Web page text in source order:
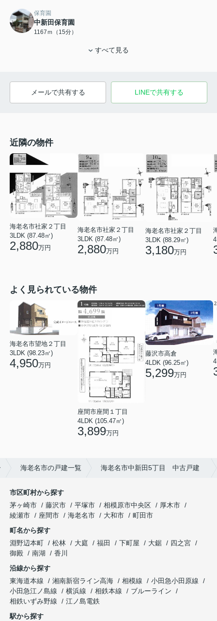
保育園
中新田保育園
1167ｍ（15分）
すべて見る
メールで共有する LINEで共有する
近隣の物件
海老名市社家２丁目
3LDK (87.48㎡)
2,880万円
海老名市社家２丁目
3LDK (87.48㎡)
2,880万円
海老名市社家２丁目
3LDK (88.29㎡)
3,180万円
よく見られている物件
海老名市望地２丁目
3LDK (98.23㎡)
4,950万円
座間市座間１丁目
4LDK (105.47㎡)
3,899万円
藤沢市高倉
4LDK (96.25㎡)
5,299万円
海老名市の戸建一覧 海老名市中新田5丁目 中古戸建
市区町村から探す
茅ヶ崎市
藤沢市 平塚市 相模原市中央区
厚木市
綾瀬市
座間市 海老名市 大和市
町田市
町名から探す
淵野辺本町
松林 大庭 福田 下町屋 大鋸
四之宮
御殿
南湖
香川
沿線から探す
東海道本線
湘南新宿ライン高海 相模線
小田急小田原線
小田急江ノ島線
横浜線 相鉄本線
ブルーライン
相鉄いずみ野線
江ノ島電鉄
駅から探す